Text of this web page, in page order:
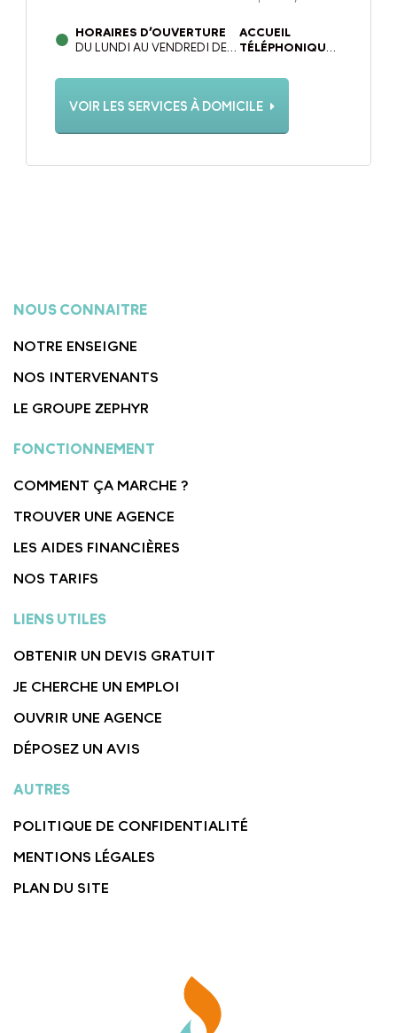
HORAIRES D’OUVERTURE
DU LUNDI AU VENDREDI DE
À 17H30 SAUF LE MERCREDI
ACCUEIL
TÉLÉPHONIQUE
VENDREDI DE
DE 13H30 À 18H00
VOIR LES SERVICES À DOMICILE
NOUS CONNAITRE
NOTRE ENSEIGNE
NOS INTERVENANTS
LE GROUPE ZEPHYR
FONCTIONNEMENT
COMMENT ÇA MARCHE ?
TROUVER UNE AGENCE
LES AIDES FINANCIÈRES
NOS TARIFS
LIENS UTILES
OBTENIR UN DEVIS GRATUIT
JE CHERCHE UN EMPLOI
OUVRIR UNE AGENCE
DÉPOSEZ UN AVIS
AUTRES
POLITIQUE DE CONFIDENTIALITÉ
MENTIONS LÉGALES
PLAN DU SITE